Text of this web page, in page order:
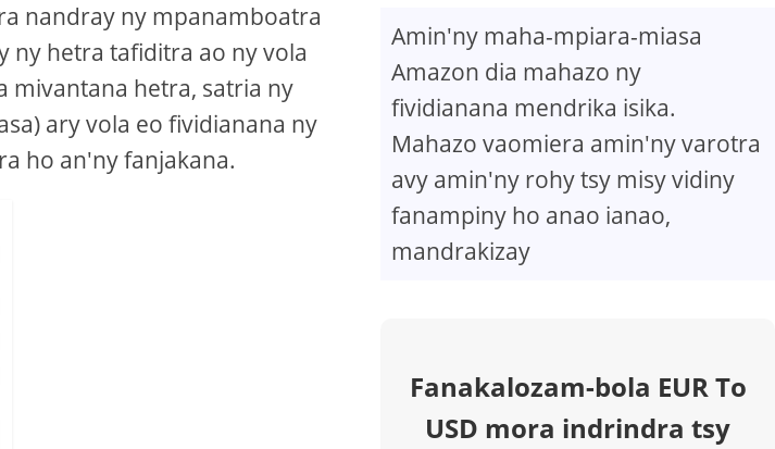
nandray ny mpanamboatra
ny hetra tafiditra ao ny vola
mivantana hetra, satria ny
ary vola eo fividianana ny
ho an'ny fanjakana.
Amin'ny maha-mpiara-miasa
Amazon dia mahazo ny
fividianana mendrika isika.
Mahazo vaomiera amin'ny varotra
avy amin'ny rohy tsy misy vidiny
fanampiny ho anao ianao,
mandrakizay
Fanakalozam-bola EUR To
USD mora indrindra tsy